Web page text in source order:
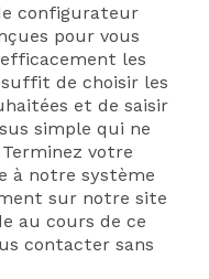
configurateur
pour vous
les
de choisir les
et de saisir
simple qui ne
votre
à notre système
sur notre site
au cours de ce
contacter sans